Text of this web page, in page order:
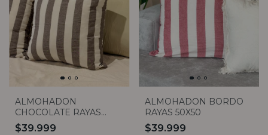
ALMOHADON
CHOCOLATE RAYAS
50X50
$39.999
ALMOHADON BORDO
RAYAS 50X50
$39.999